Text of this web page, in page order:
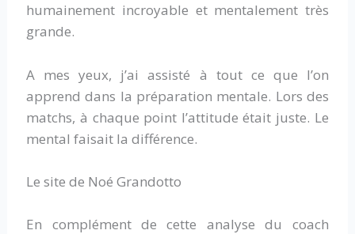
humainement incroyable et mentalement très
grande.
A mes yeux, j’ai assisté à tout ce que l’on
apprend dans la préparation mentale. Lors des
matchs, à chaque point l’attitude était juste. Le
mental faisait la différence.
Le site de Noé Grandotto
En complément de cette analyse du coach